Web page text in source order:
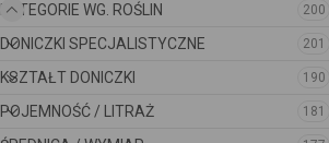
KATEGORIE WG. ROŚLIN 200
DONICZKI SPECJALISTYCZNE 201
KSZTAŁT DONICZKI 190
POJEMNOŚĆ / LITRAŻ 181